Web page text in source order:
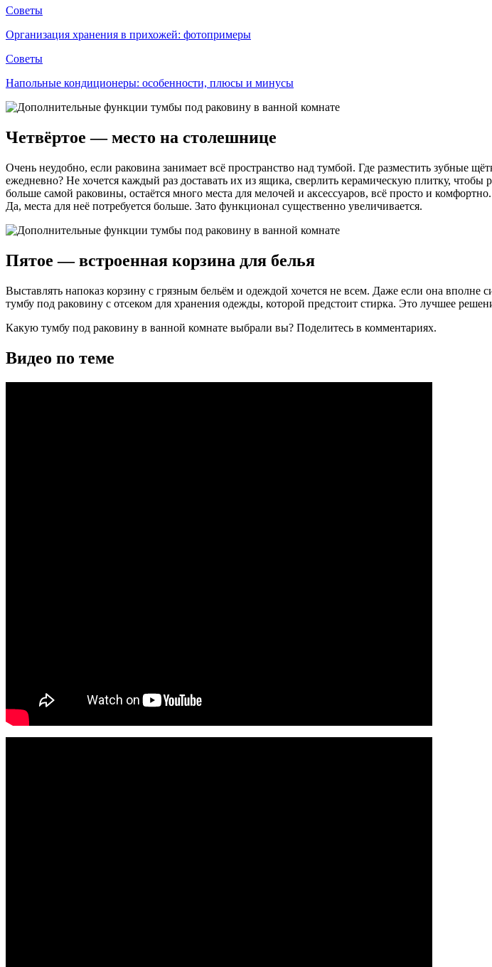
Советы
Организация хранения в прихожей: фотопримеры
Советы
Напольные кондиционеры: особенности, плюсы и минусы
Четвёртое — место на столешнице
Очень неудобно, если раковина занимает всё пространство над тумбой. Где разместить
ежедневно? Не хочется каждый раз доставать их из ящика, сверлить керамическую плитку,
больше самой раковины, остаётся много места для мелочей и аксессуаров, всё просто и
Да, места для неё потребуется больше. Зато функционал существенно увеличивается.
Пятое — встроенная корзина для белья
Выставлять напоказ корзину с грязным бельём и одеждой хочется не всем. Даже если она вполне
тумбу под раковину с отсеком для хранения одежды, которой предстоит стирка. Это лучшее
Какую тумбу под раковину в ванной комнате выбрали вы? Поделитесь в комментариях.
Видео по теме